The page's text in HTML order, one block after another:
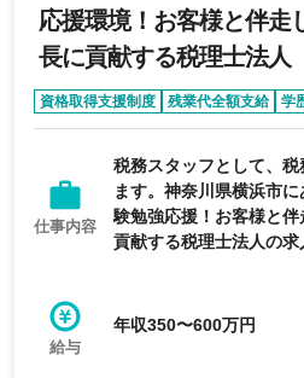
応援環境！お客様と伴走
長に貢献する税理士法人
資格取得支援制度 残業代全額支給 学
完全週休2日制
仕事内容
税務スタッフとして、
ます。神奈川県横浜市
験勉強応援！お客様と
貢献する税理士法人の求
給与
年収350〜600万円